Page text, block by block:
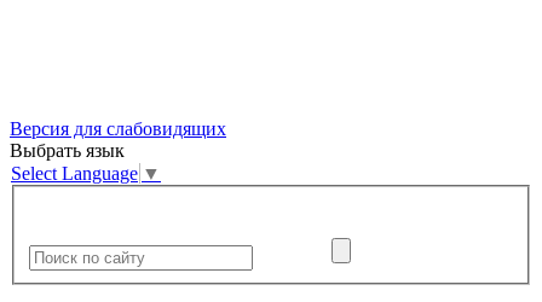
Версия для слабовидящих
Выбрать язык
Select Language ▼